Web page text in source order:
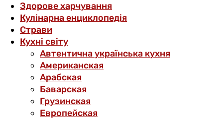
Здорове харчування
Кулінарна енциклопедія
Страви
Кухні світу
Автентична українська кухня
Американская
Арабская
Баварская
Грузинская
Европейская